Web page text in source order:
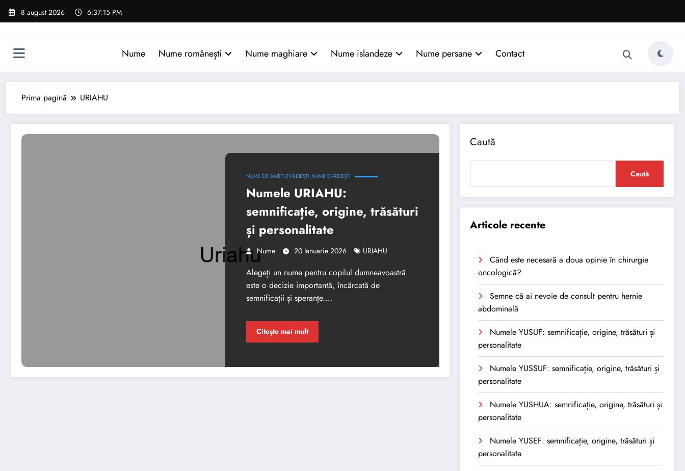
Sari
8 august 2026 6:37:16 PM
Nume Nume românești Nume maghiare Nume islandeze Nume persane Contact
Prima pagină URIAHU
NUME DE BAIETI EVREIEȘTI NUME EVREIEȘTI
Numele URIAHU:
semnificație, origine, trăsături
și personalitate
Nume 20 Ianuarie 2026 URIAHU
Alegeți un nume pentru copilul dumneavoastră
este o decizie importantă, încărcată de
semnificații și speranțe.…
Citește mai mult
Caută
Caută
Articole recente
Când este necesară a doua opinie în chirurgie
oncologică?
Semne că ai nevoie de consult pentru hernie
abdominală
Numele YUSUF: semnificație, origine, trăsături și
personalitate
Numele YUSSUF: semnificație, origine, trăsături și
personalitate
Numele YUSHUA: semnificație, origine, trăsături și
personalitate
Numele YUSEF: semnificație, origine, trăsături și
personalitate